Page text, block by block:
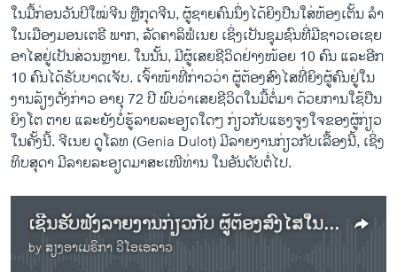
ລາຍງານ
ຕິດຕາມພວກເຮົາ ທີ່
ພາສາຕ່າງໆ
ໃນມື້ກ່ອນວັນປິໃໝ່ຈີນ ຫຼືກຸດຈີນ, ຜູ້ຊາຍຄົນນຶ່ງໄດ້ຍິງປືນໃສ່ຫ້ອງເຕັ້ນ ລໍາ
ໃນເມືອງມອນເຕຣີ ພາກ, ລັດຄາລິຟໍເນຍ ເຊິ່ງເປັນຊຸມຊົນທີ່ມີຊາວເອເຊຍ
ອາໄສຢູ່ເປັນສ່ວນຫຼາຍ. ໃນນັ້ນ, ມີຜູ້ເສຍຊີວິດຢ່າງໜ້ອຍ 10 ຄົນ ​ແລະອີກ
10 ຄົນໄດ້ຮັບບາດເຈັບ. ເຈົ້າໜ້າທີ່ກ່າວວ່າ ຜູ້ຕ້ອງສົງໄສທີ່ຍິງຜູ້ຄົນຢູ່ໃນ
ງານລ້ຽງດັ່ງກ່າວ ອາຍຸ 72 ປີ ພົບວ່າເສຍຊີວິດໃນມື້ຕໍ່ມາ ດ້ວຍການໃຊ້ປືນ
ຍິງໂຕ ຕາຍ ແລະຍັງບໍ່ຮູ້ລາຍລະອຽດໃດໆ ກ່ຽວກັບແຮງຈູງໃຈຂອງຜູ້ກ່ຽວ
ໃນຄັ້ງນີ້. ຈີເນຍ ດູ​ໂລທ (Genia Dulot) ມີລາຍງານກ່ຽວກັບເລື້ອງນີ້, ເຊິ່ງ
ທິບສຸດາ ມີລາຍລະອຽດມາສະເໜີທ່ານ ໃນອັນດັບຕໍ່ໄປ.
ເຊີນຮັບຟັງລາຍງານກ່ຽວກັບ ຜູ້ຕ້ອງສົງໄສໃນເຫດການຍິງສັງຫານໝູ່ ໃນວັນປີໃໝ່ຈີນ ໄດ້ເສຍຊີວິດແລ້ວ.
by ສຽງອາເມຣິກາ ວີໂອເອລາວ
No media source currently available